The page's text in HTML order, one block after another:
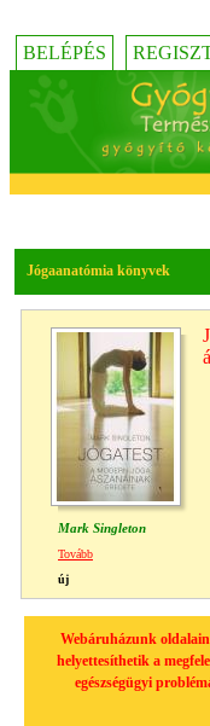
BELÉPÉS
Jógaanatómia könyvek
Mark Singleton
Tovább
új
Webáruházunk
helyettesíthetik a
egészségügyi